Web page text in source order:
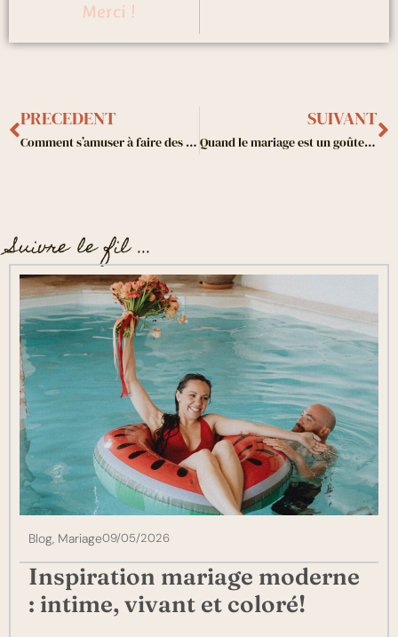
Merci !
Précédent
PRECEDENT
Comment s’amuser à faire des photos pendant vos vacances ?
SUIVANT
Quand le mariage est un goûter d’aprés-midi !
Suivre le fil ...
Blog, Mariage09/05/2026
Inspiration mariage moderne
: intime, vivant et coloré!